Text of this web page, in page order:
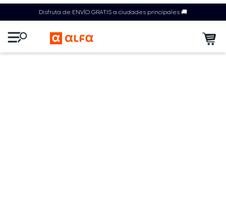
Disfruta de ENVÍO GRATIS a ciudades principales 🚚